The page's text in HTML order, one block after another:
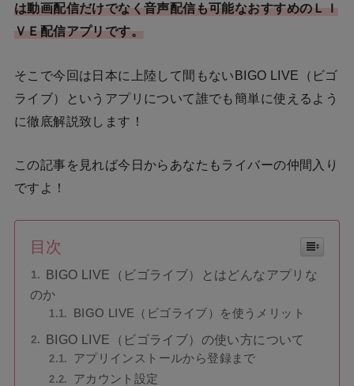
は動画配信だけでなく音声配信も可能なおすすめのＬＩ
ＶＥ配信アプリです。
そこで今回は日本に上陸して間もないBIGO LIVE（ビゴ
ライブ）というアプリについて誰でも簡単に使えるよう
に徹底解説致します！
この記事を見れば今日からあなたもライバーの仲間入り
ですよ！
目次
BIGO LIVE（ビゴライブ）とはどんなアプリな
のか
BIGO LIVE（ビゴライブ）を使うメリット
BIGO LIVE（ビゴライブ）の使い方について
アプリインストールから登録まで
アカウント設定